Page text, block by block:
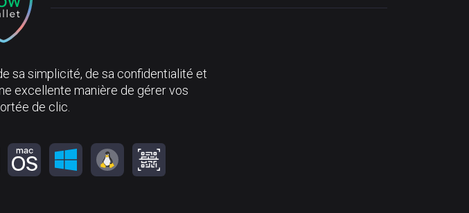
sa simplicité, de sa confidentialité et
excellente manière de gérer vos
de clic.